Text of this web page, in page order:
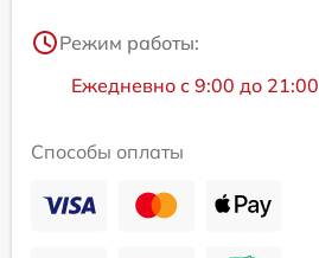
Режим работы:
Ежедневно с 9:00 до 21:00
Способы оплаты